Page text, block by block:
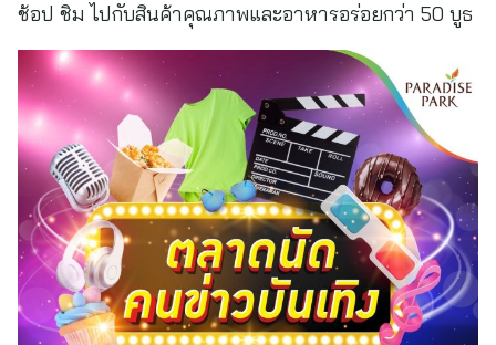
ช้อป ชิม ไปกับสินค้าคุณภาพและอาหารอร่อยกว่า 50 บูธ